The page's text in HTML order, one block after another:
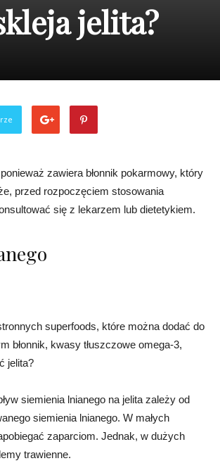
jelita?
zawiera błonnik pokarmowy, który
przed rozpoczęciem stosowania
się z lekarzem lub dietetykiem.
superfoods, które można dodać do
błonnik, kwasy tłuszczowe omega-3,
jelita?
siemienia lnianego na jelita zależy od
siemienia lnianego. W małych
zaparciom. Jednak, w dużych
trawienne.